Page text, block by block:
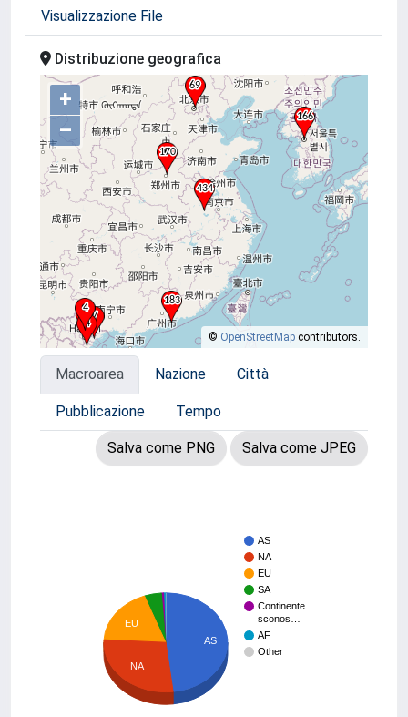
Visualizzazione File
Distribuzione geografica
+
–
© OpenStreetMap contributors.
Macroarea Nazione Città
Pubblicazione Tempo
Salva come PNG Salva come JPEG
AS
NA
EU
SA
Continente
sconos…
AF
Other
AS
EU
NA